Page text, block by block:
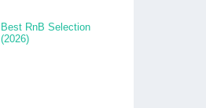
Best RnB Selection
(2026)